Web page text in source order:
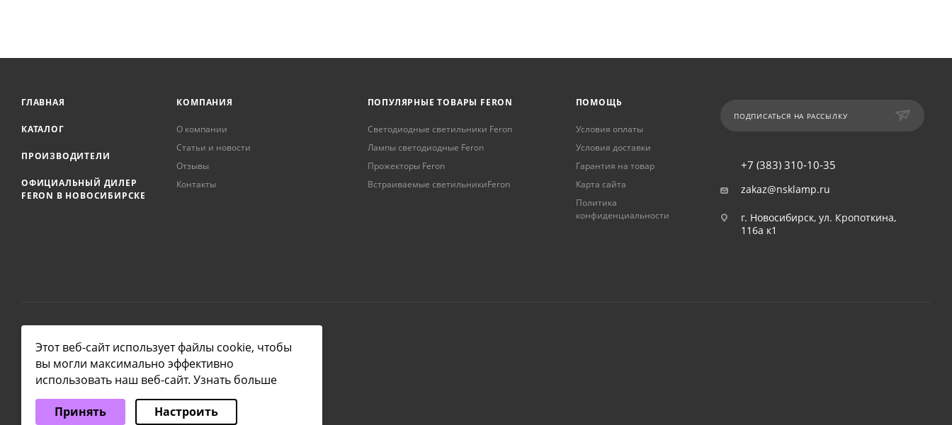
ГЛАВНАЯ
КАТАЛОГ
ПРОИЗВОДИТЕЛИ
ОФИЦИАЛЬНЫЙ ДИЛЕР
FERON В НОВОСИБИРСКЕ
КОМПАНИЯ
О компании
Статьи и новости
Отзывы
Контакты
ПОПУЛЯРНЫЕ ТОВАРЫ FERON
Светодиодные светильники Feron
Лампы светодиодные Feron
Прожекторы Feron
Встраиваемые светильникиFeron
ПОМОЩЬ
Условия оплаты
Условия доставки
Гарантия на товар
Карта сайта
Политика
конфиденциальности
ПОДПИСАТЬСЯ НА РАССЫЛКУ
+7 (383) 310-10-35
zakaz@nsklamp.ru
г. Новосибирск, ул. Кропоткина,
116а к1
2026 © NSKLAMP
Этот веб-сайт использует файлы cookie, чтобы
вы могли максимально эффективно
использовать наш веб-сайт. Узнать больше
Минимальные Аналитические/Функциональные
Принять Настроить